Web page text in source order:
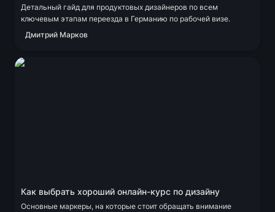
Детальный гайд для продуктовых дизайнеров по всем
ключевым этапам переезда в Германию по рабочей визе.
Дмитрий Марков
Как выбрать хороший онлайн-курс по дизайну
Как выбрать хороший онлайн-курс по дизайну
Основные маркеры, на которые стоит обращать внимание